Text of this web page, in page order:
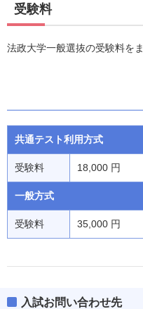
受験料
法政大学一般選抜の受験料を
共通テスト利用方式
受験料 18,000 円
一般方式
受験料 35,000 円
入試お問い合わせ先